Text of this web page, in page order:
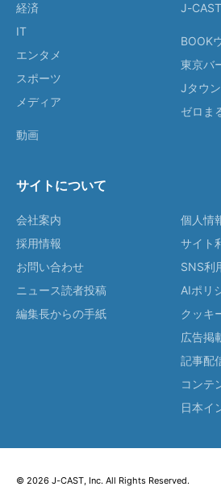
経済
IT
エンタメ
スポーツ
メディア
動画
J-
BOOK
東京バ
Jタウ
ゼロま
サイトについて
会社案内
採用情報
お問い合わせ
ニュース読者投稿
編集長からの手紙
個人情
サイト
SNS利
AIポリ
クッキ
広告掲
記事配
コンテ
日本イ
© 2026 J-CAST, Inc. All Rights Reserved.